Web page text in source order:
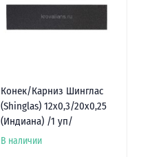
Конек/Карниз Шинглас
(Shinglas) 12х0,3/20х0,25
(Индиана) /1 уп/
В наличии